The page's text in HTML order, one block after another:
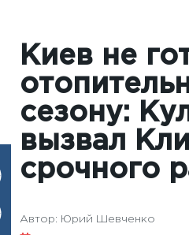
Киев не
сезону:
вызвал
срочного
Автор: Юрий Шевченко